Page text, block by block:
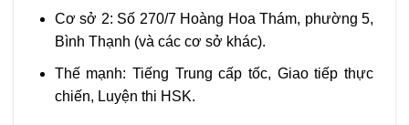
Cơ sở 2: Số 270/7 Hoàng Hoa Thám, phường 5,
Bình Thạnh (và các cơ sở khác).
Thế mạnh: Tiếng Trung cấp tốc, Giao tiếp thực
chiến, Luyện thi HSK.